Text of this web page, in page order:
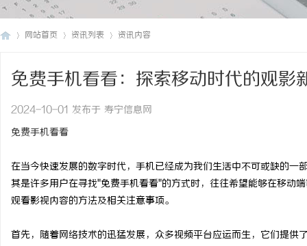
网站首页 资讯列表 资讯内容
免费手机看看：探索移动时代的观影
2024-10-01 发布于 寿宁信息网
免费手机看看
在当今快速发展的数字时代，手机已经成为我们生活中不可或缺的
其是许多用户在寻找"免费手机看看"的方式时，往往希望能够在移动
观看影视内容的方法及相关注意事项。
首先，随着网络技术的迅猛发展，众多视频平台应运而生，它们提